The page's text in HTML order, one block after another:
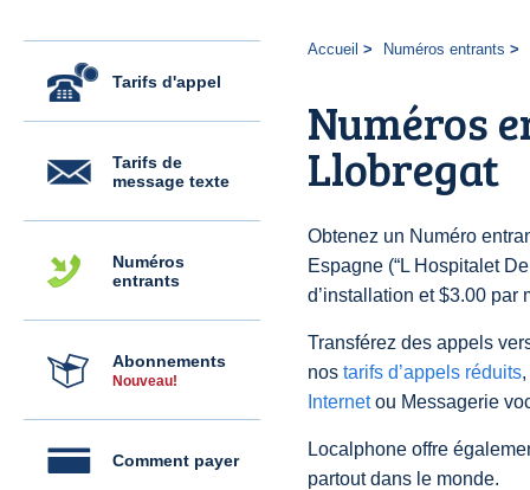
Tarifs d'appel
Tarifs de
message texte
Numéros
entrants
Abonnements
Nouveau!
Comment payer
Accueil Numéros entrants
Numéros
Llobregat
Obtenez un Numéro
Espagne (“L Hospitalet
d’installation et $3.00 par
Transférez des appels
nos tarifs d’appels réduits
Internetou Messagerie
Localphone offre
partout dans le monde.